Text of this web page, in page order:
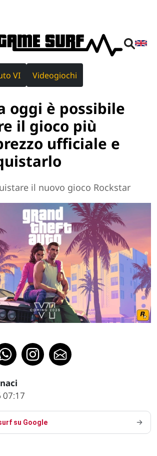
VI Videogiochi
oggi è possibile
il gioco più
ufficiale e
il nuovo gioco Rockstar
07:17
su Google